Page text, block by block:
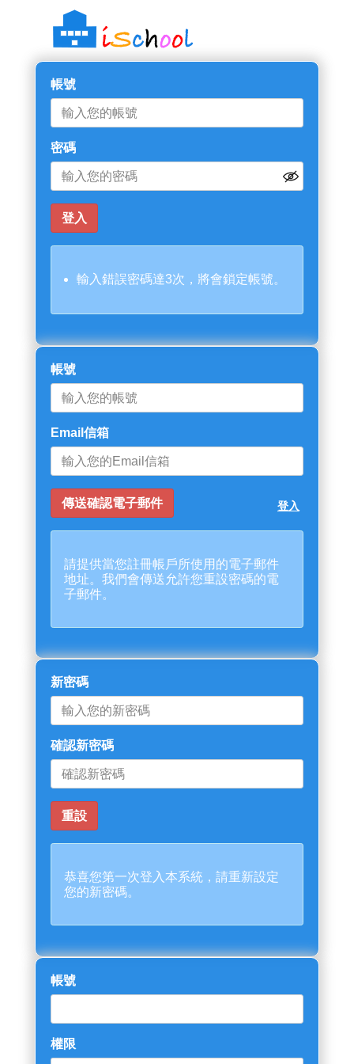
帳號
密碼
輸入錯誤密碼達3次，將會鎖定帳號。
帳號
Email信箱
登入
請提供當您註冊帳戶所使用的電子郵件
地址。我們會傳送允許您重設密碼的電
子郵件。
新密碼
確認新密碼
恭喜您第一次登入本系統，請重新設定
您的新密碼。
帳號
權限